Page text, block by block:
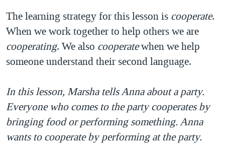
The learning strategy for this lesson is cooperate​.
When we work together to help others we are
cooperating. We also cooperatewhen we help
someone understand their second language.
In this lesson, Marsha tells Anna about a party.
Everyone who comes to the party cooperates by
bringing food or performing something. Anna
wants to cooperate by performing at the party.